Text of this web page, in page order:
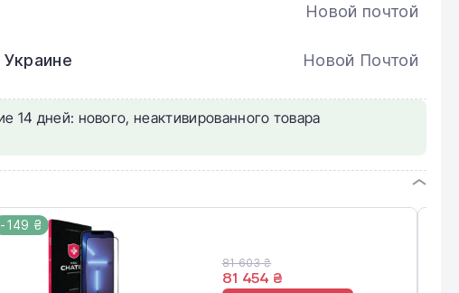
Новой почтой
Новой Почтой
14 дней: нового, неактивированного товара
-149 ₴
81 603 ₴
81 454 ₴